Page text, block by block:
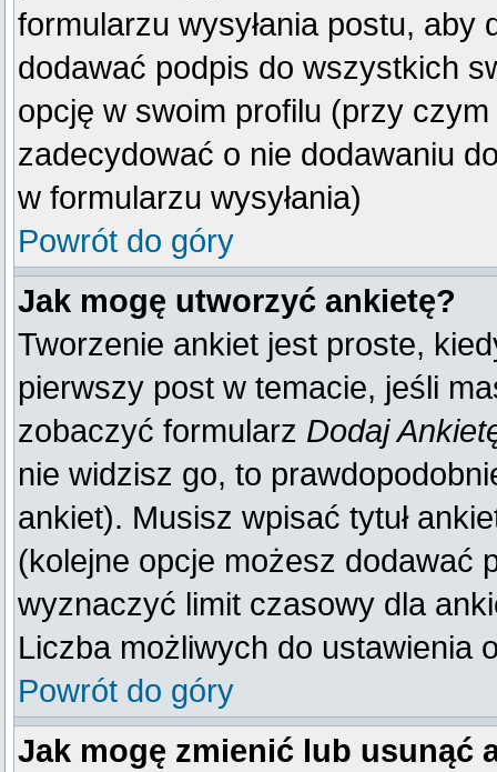
formularzu wysyłania postu,
dodawać podpis do wszystkich
opcję w swoim profilu (przy
zadecydować o nie dodawaniu
w formularzu wysyłania)
Powrót do góry
Jak mogę utworzyć ankietę?
Tworzenie ankiet jest proste,
pierwszy post w temacie, jeśli
zobaczyć formularz Dodaj
nie widzisz go, to
ankiet). Musisz wpisać tytuł
(kolejne opcje możesz dodawać
wyznaczyć limit czasowy dla
Liczba możliwych do ustawienia
Powrót do góry
Jak mogę zmienić lub usunąć